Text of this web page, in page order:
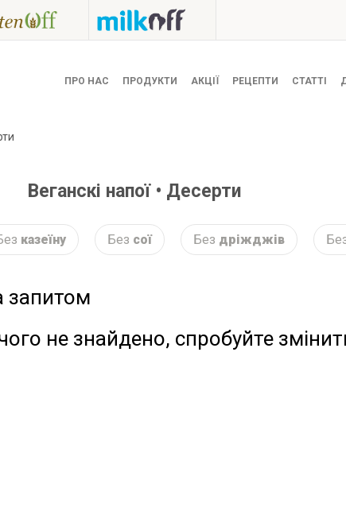
ПРО НАС ПРОДУКТИ АКЦІЇ РЕЦЕПТИ СТАТТІ
Веганскі напої • Десерти
казеїну Без сої Без дріжджів
запитом
не знайдено, спробуйте